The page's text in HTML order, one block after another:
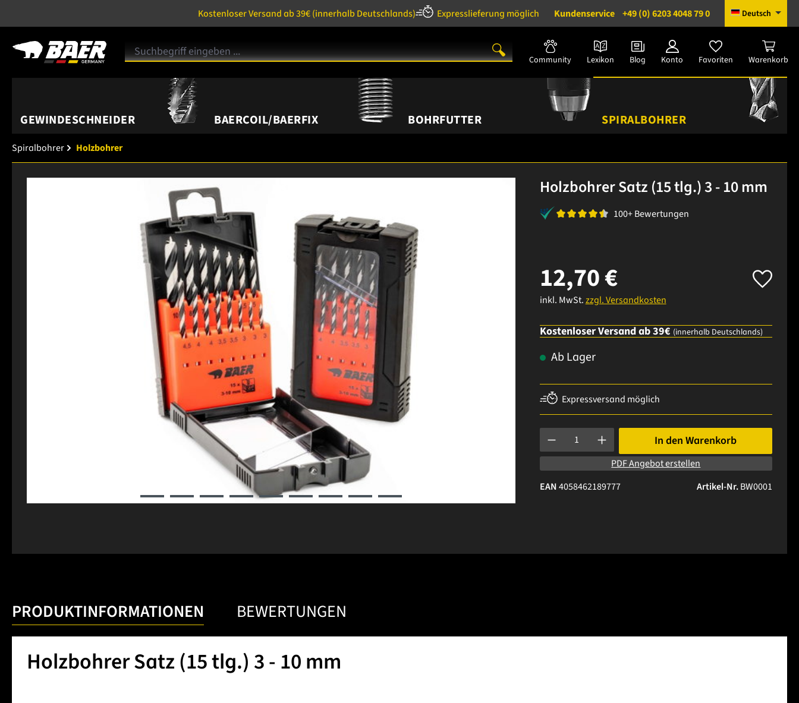
Kostenloser Versand ab 39€(innerhalb Deutschlands) Expresslieferung möglich Kundenservice +49 (0) 6203 4048 79 0 Deutsch
Community Lexikon Blog Konto Favoriten Warenkorb
GEWINDESCHNEIDER BAERCOIL/BAERFIX BOHRFUTTER SPIRALBOHRER
Spiralbohrer Holzbohrer
Holzbohrer Satz (15 tlg.) 3 - 10 mm
100+ Bewertungen
12,70 €
inkl. MwSt.zzgl. Versandkosten
Kostenloser Versand ab 39€ (innerhalb Deutschlands)
Ab Lager
Expressversand möglich
Produkt Anzahl: Gib den gewünschten Wert ein oder benutze
In den Warenkorb
PDF Angebot erstellen
Artikel-Nr.BW0001
EAN4058462189777
PRODUKTINFORMATIONEN BEWERTUNGEN
Holzbohrer Satz (15 tlg.) 3 - 10 mm